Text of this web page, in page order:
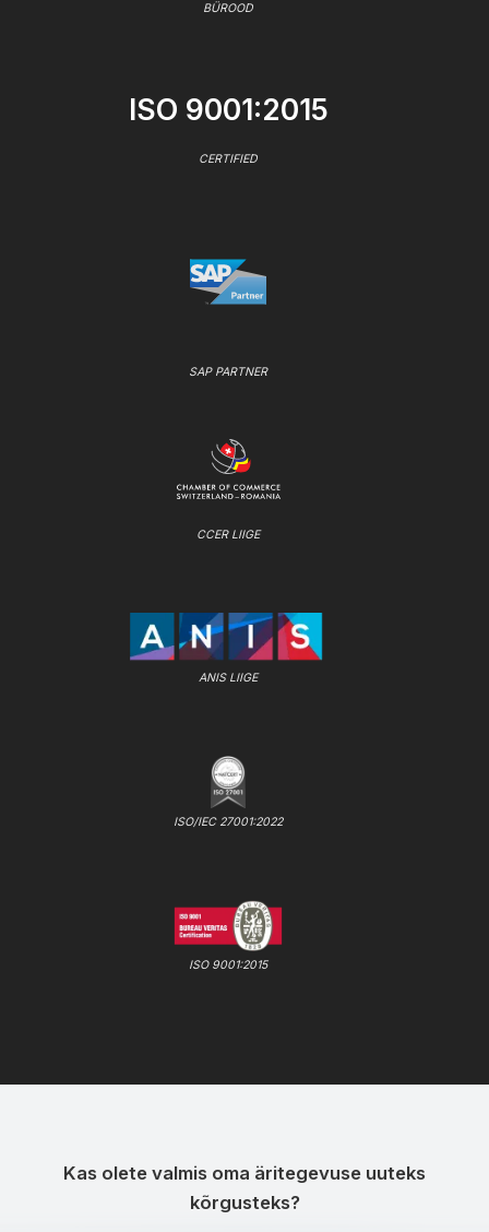
BÜROOD
ISO 9001:2015
CERTIFIED
SAP PARTNER
CCER LIIGE
ANIS LIIGE
ISO/IEC 27001:2022
ISO 9001:2015
Kas olete valmis oma äritegevuse uuteks
kõrgusteks?